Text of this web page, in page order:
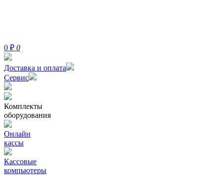
0 ₽ 0
Доставка и оплата
Сервис
Комплекты
оборудования
Онлайн
кассы
Кассовые
компьютеры